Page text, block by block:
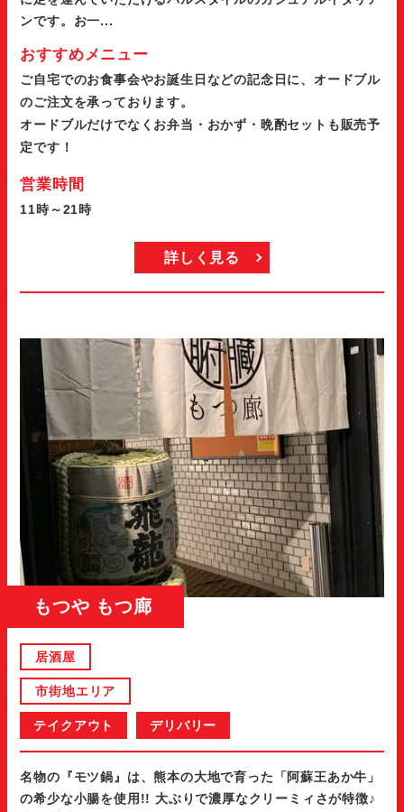
ンです。お一...
おすすめメニュー
ご自宅でのお食事会やお誕生日などの記念日に、オードブル
のご注文を承っております。
オードブルだけでなくお弁当・おかず・晩酌セットも販売予
定です！
営業時間
11時～21時
詳しく見る
もつや もつ廊
居酒屋
市街地エリア
テイクアウト デリバリー
名物の『モツ鍋』は、熊本の大地で育った「阿蘇王あか牛」
の希少な小腸を使用!! 大ぶりで濃厚なクリーミィさが特徴♪